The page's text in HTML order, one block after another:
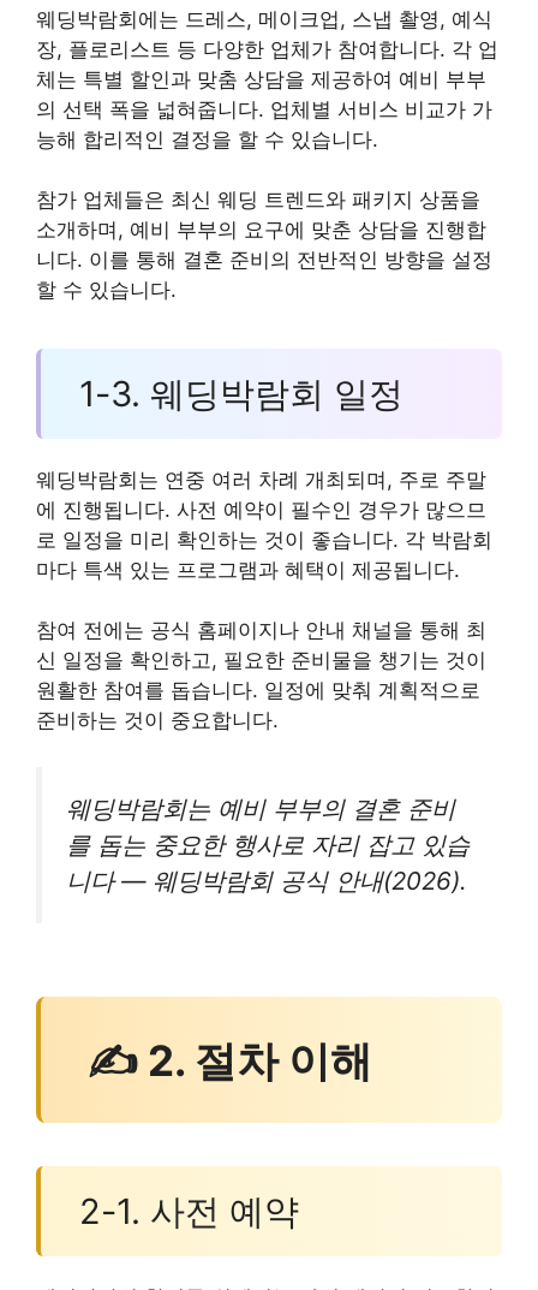
웨딩박람회에는 드레스, 메이크업, 스냅 촬영, 예식
장, 플로리스트 등 다양한 업체가 참여합니다. 각 업
체는 특별 할인과 맞춤 상담을 제공하여 예비 부부
의 선택 폭을 넓혀줍니다. 업체별 서비스 비교가 가
능해 합리적인 결정을 할 수 있습니다.
참가 업체들은 최신 웨딩 트렌드와 패키지 상품을
소개하며, 예비 부부의 요구에 맞춘 상담을 진행합
니다. 이를 통해 결혼 준비의 전반적인 방향을 설정
할 수 있습니다.
1-3. 웨딩박람회 일정
웨딩박람회는 연중 여러 차례 개최되며, 주로 주말
에 진행됩니다. 사전 예약이 필수인 경우가 많으므
로 일정을 미리 확인하는 것이 좋습니다. 각 박람회
마다 특색 있는 프로그램과 혜택이 제공됩니다.
참여 전에는 공식 홈페이지나 안내 채널을 통해 최
신 일정을 확인하고, 필요한 준비물을 챙기는 것이
원활한 참여를 돕습니다. 일정에 맞춰 계획적으로
준비하는 것이 중요합니다.
웨딩박람회는 예비 부부의 결혼 준비
를 돕는 중요한 행사로 자리 잡고 있습
니다 — 웨딩박람회 공식 안내(2026).
✍ 2. 절차 이해
2-1. 사전 예약